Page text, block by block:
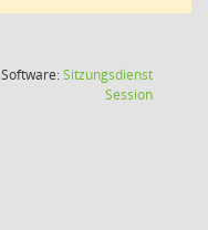
Software:Sitzungsdienst
Session(Wird in